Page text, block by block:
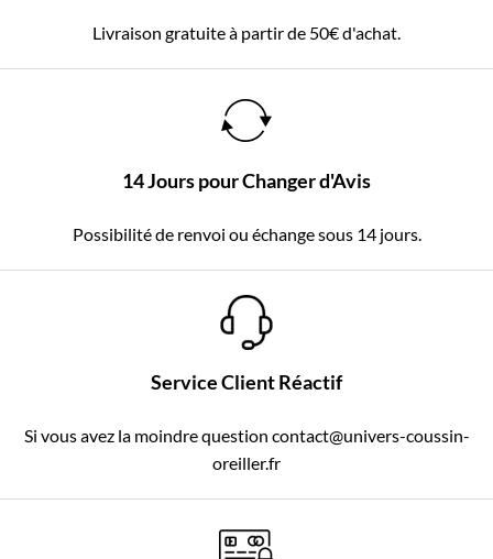
Livraison gratuite à partir de 50€ d'achat.
14 Jours pour Changer d'Avis
Possibilité de renvoi ou échange sous 14 jours.
Service Client Réactif
Si vous avez la moindre question contact@univers-coussin-
oreiller.fr